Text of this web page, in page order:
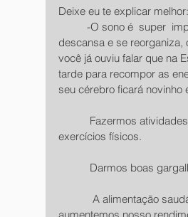
Deixe eu te explicar melhor:
descansa e se reorganiza,
você já ouviu falar que na
tarde para recompor as
seu cérebro ficará novinho
exercícios físicos.
Darmos